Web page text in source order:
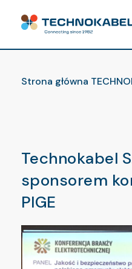
Aktualności
Strona główna
Technokabel
sponsorem
PIGE